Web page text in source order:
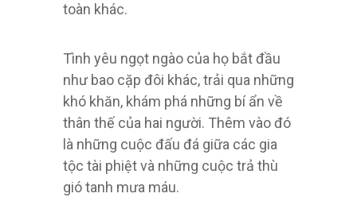
toàn khác.
Tình yêu ngọt ngào của họ bắt đầu
như bao cặp đôi khác, trải qua những
khó khăn, khám phá những bí ẩn về
thân thế của hai người. Thêm vào đó
là những cuộc đấu đá giữa các gia
tộc tài phiệt và những cuộc trả thù
gió tanh mưa máu.